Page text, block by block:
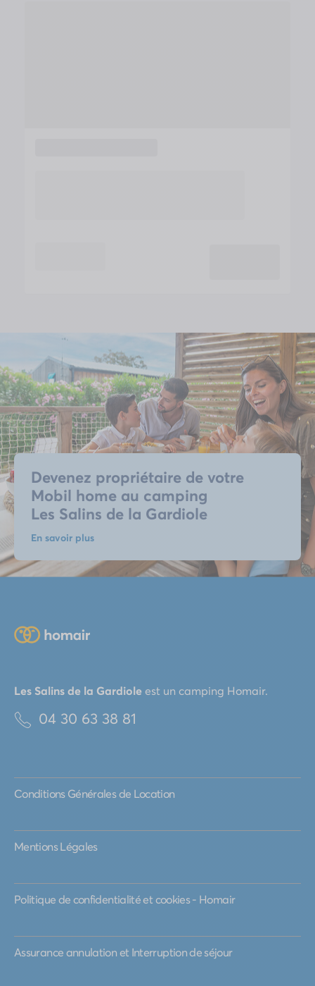
Devenez propriétaire de votre
Mobil home au camping
Les Salins de la Gardiole
en savoir plus
Les Salins de la Gardioleest un camping Homair.
04 30 63 38 81
Conditions Générales de Location
Mentions Légales
Politique de confidentialité et cookies - Homair
Assurance annulation et Interruption de séjour